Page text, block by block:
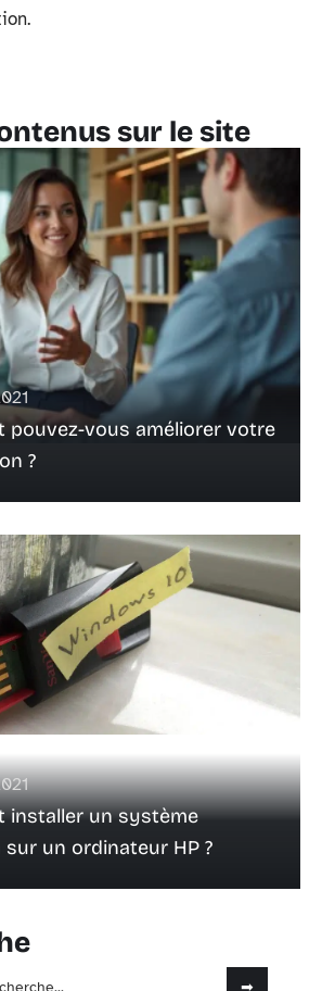
sur le site
pouvez-vous améliorer votre
?
installer un système
sur un ordinateur HP ?